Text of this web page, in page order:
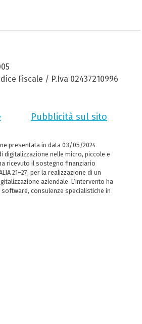
Fiscale / P.Iva 02437210996
Pubblicità sul sito
presentata in data 03/05/2024
digitalizzazione nelle micro, piccole e
ricevuto il sostegno finanziario
21–27, per la realizzazione di un
aziendale. L’intervento ha
consulenze specialistiche in